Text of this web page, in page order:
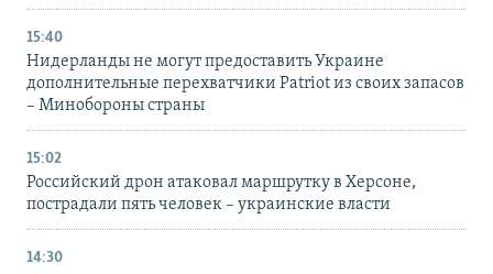
15:40
Нидерланды не могут предоставить Украине
дополнительные перехватчики Patriot из своих запасов
– Минобороны страны
15:02
Российский дрон атаковал маршрутку в Херсоне,
пострадали пять человек – украинские власти
14:30